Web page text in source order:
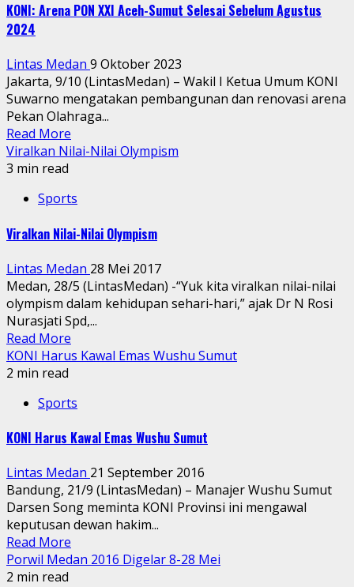
KONI: Arena PON XXI Aceh-Sumut Selesai Sebelum Agustus
2024
Lintas Medan 9 Oktober 2023
Jakarta, 9/10 (LintasMedan) – Wakil I Ketua Umum KONI
Suwarno mengatakan pembangunan dan renovasi arena
Pekan Olahraga...
Read More
Viralkan Nilai-Nilai Olympism
3 min read
Sports
Viralkan Nilai-Nilai Olympism
Lintas Medan 28 Mei 2017
Medan, 28/5 (LintasMedan) -“Yuk kita viralkan nilai-nilai
olympism dalam kehidupan sehari-hari,” ajak Dr N Rosi
Nurasjati Spd,...
Read More
KONI Harus Kawal Emas Wushu Sumut
2 min read
Sports
KONI Harus Kawal Emas Wushu Sumut
Lintas Medan 21 September 2016
Bandung, 21/9 (LintasMedan) – Manajer Wushu Sumut
Darsen Song meminta KONI Provinsi ini mengawal
keputusan dewan hakim...
Read More
Porwil Medan 2016 Digelar 8-28 Mei
2 min read